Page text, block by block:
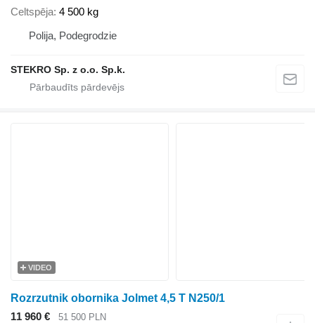
Celtspēja 4 500 kg
Polija, Podegrodzie
STEKRO Sp. z o.o. Sp.k.
VIDEO
Rozrzutnik obornika Jolmet 4,5 T N250/1
11 960 €
51 500 PLN